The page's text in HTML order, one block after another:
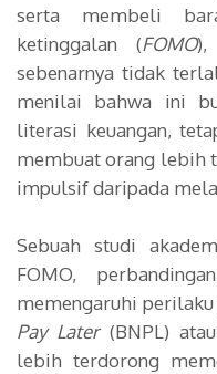
serta membeli
ketinggalan (FOMO),
sebenarnya tidak
menilai bahwa ini
literasi keuangan,
membuat orang lebih
impulsif daripada
Sebuah studi
FOMO,
memengaruhi perilaku
Pay Later(BNPL)
lebih terdorong